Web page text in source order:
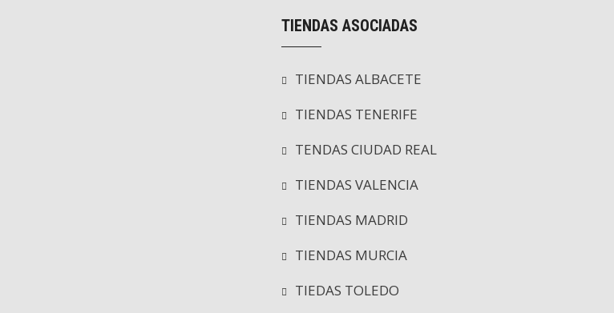
TIENDAS ASOCIADAS
TIENDAS ALBACETE
TIENDAS TENERIFE
TENDAS CIUDAD REAL
TIENDAS VALENCIA
TIENDAS MADRID
TIENDAS MURCIA
TIEDAS TOLEDO